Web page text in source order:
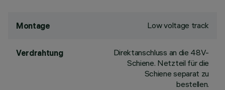
Montage Low voltage track
Verdrahtung
Direktanschluss an die 48V-
Schiene. Netzteil für die
Schiene separat zu
bestellen.